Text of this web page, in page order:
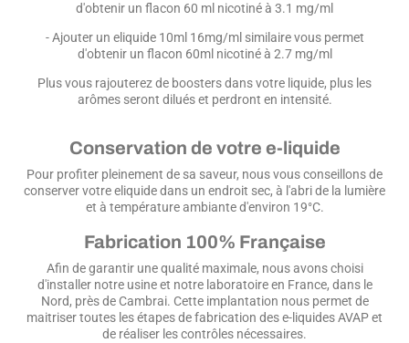
d'obtenir un flacon 60 ml nicotiné à 3.1 mg/ml
- Ajouter un eliquide 10ml 16mg/ml similaire vous permet
d'obtenir un flacon 60ml nicotiné à 2.7 mg/ml
Plus vous rajouterez de boosters dans votre liquide, plus les
arômes seront dilués et perdront en intensité.
Conservation de votre e-liquide
Pour profiter pleinement de sa saveur, nous vous conseillons de
conserver votre eliquide dans un endroit sec, à l'abri de la lumière
et à température ambiante d'environ 19°C.
Fabrication 100% Française
Afin de garantir une qualité maximale, nous avons choisi
d'installer notre usine et notre laboratoire en France, dans le
Nord, près de Cambrai. Cette implantation nous permet de
maitriser toutes les étapes de fabrication des e-liquides AVAP et
de réaliser les contrôles nécessaires.